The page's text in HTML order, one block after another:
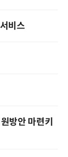
비스
방안 마련키